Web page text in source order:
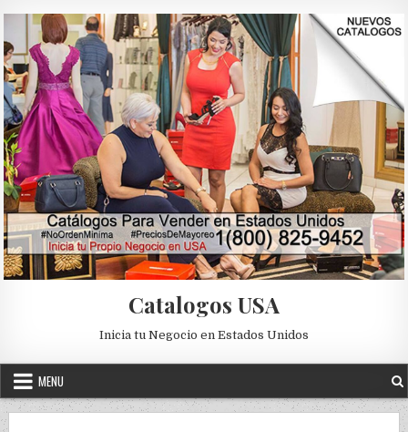
Catalogos USA
Inicia tu Negocio en Estados Unidos
MENU